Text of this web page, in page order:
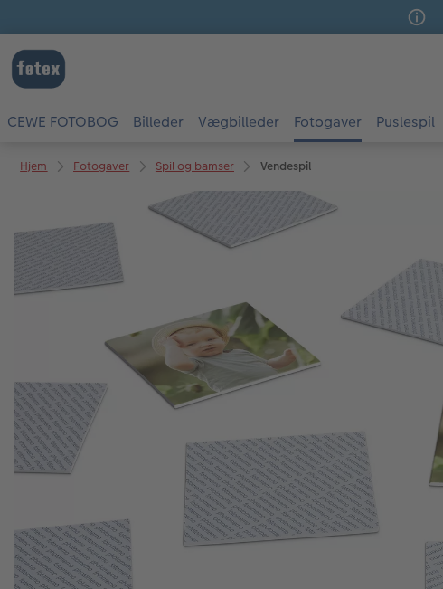
CEWE FOTOBOG Billeder Vægbilleder Fotogaver Puslespil
Hjem Fotogaver Spil og bamser Vendespil